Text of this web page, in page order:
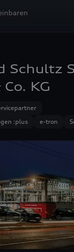
Schultz
KG
:plus
e-tron